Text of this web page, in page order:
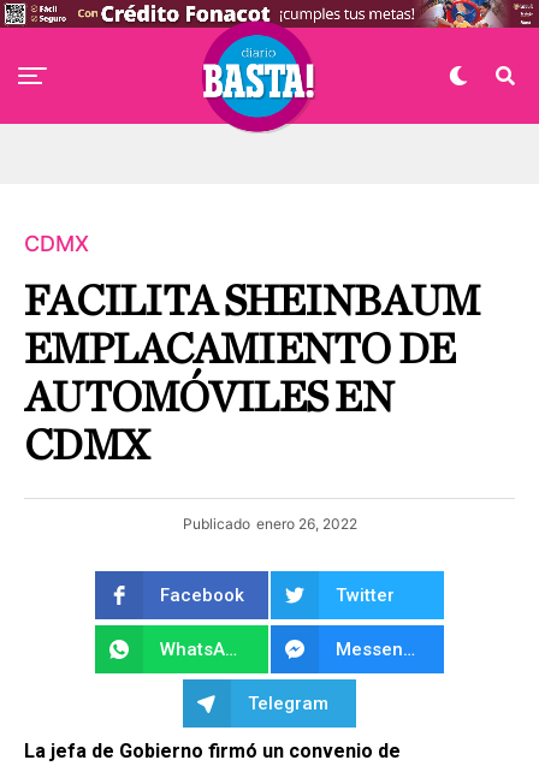
CDMX
FACILITA SHEINBAUM
EMPLACAMIENTO DE
AUTOMÓVILES EN
CDMX
Publicado enero 26, 2022
Facebook Twitter
WhatsApp Messenger
Telegram
La jefa de Gobierno firmó un convenio de